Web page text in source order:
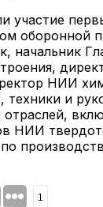
участие
оборонной
НИИ
техники и
НИИ
1